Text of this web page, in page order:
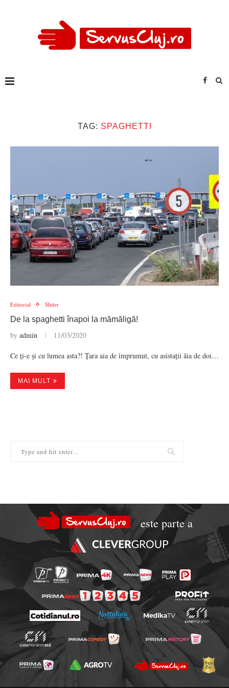
TAG: SPAGHETTI
Editorial Slider
De la spaghetti înapoi la mămăligă!
by admin 11/03/2020
Ce ți-e și cu lumea asta?! Țara aia de împrumut, cu asistații ăia de doi…
MAI MULT
este parte a